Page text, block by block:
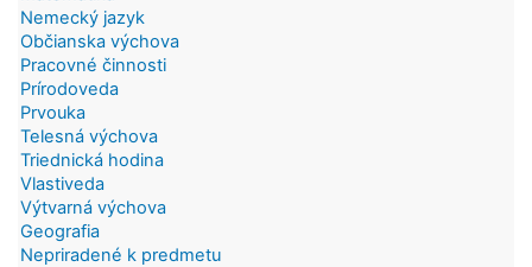
Nemecký jazyk
Občianska výchova
Pracovné činnosti
Prírodoveda
Prvouka
Telesná výchova
Triednická hodina
Vlastiveda
Výtvarná výchova
Geografia
Nepriradené k predmetu